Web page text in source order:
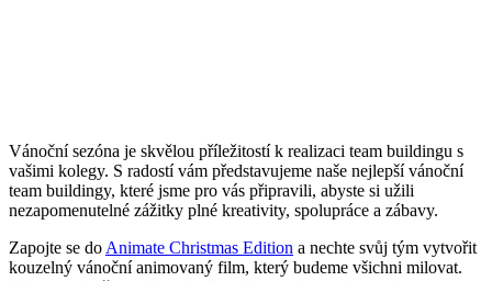
Vánoční sezóna je skvělou příležitostí k realizaci team buildingu s
vašimi kolegy. S radostí vám představujeme naše nejlepší vánoční
team buildingy, které jsme pro vás připravili, abyste si užili
nezapomenutelné zážitky plné kreativity, spolupráce a zábavy.
Zapojte se do Animate Christmas Edition a nechte svůj tým vytvořit
kouzelný vánoční animovaný film, který budeme všichni milovat.